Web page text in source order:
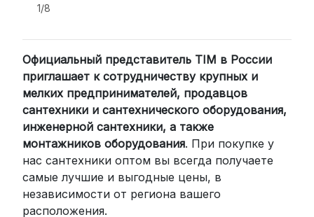
компании (СДЭК, BoxBerry, DPD)
Для клиентов из других регионов
России мы сотрудничаем с
проверенными транспортными
компаниями:
СДЭК: Выбирайте доставку до
пункта выдачи (от 2 дней) или
курьером до двери (от 3 дней).
Стоимость начинается от300
рублей
1/8
Официальный представитель TIM в России
приглашает к сотрудничеству крупных и
мелких предпринимателей, продавцов
сантехники и сантехнического оборудования,
инженерной сантехники, а также
монтажников оборудования. При покупке у
нас сантехники оптом вы всегда получаете
самые лучшие и выгодные цены, в
независимости от региона вашего
расположения.